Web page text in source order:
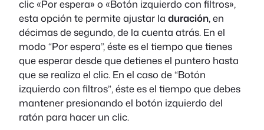
clic «Por espera» o «Botón izquierdo con filtros»,
esta opción te permite ajustar la duración, en
décimas de segundo, de la cuenta atrás. En el
modo “Por espera”, éste es el tiempo que tienes
que esperar desde que detienes el puntero hasta
que se realiza el clic. En el caso de“Botón
izquierdo con filtros”, éste es el tiempo que debes
mantener presionando el botón izquierdo del
ratón para hacer un clic.